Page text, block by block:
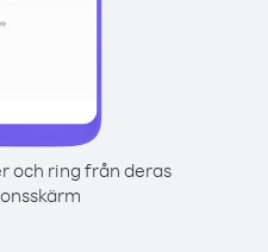
och ring från deras